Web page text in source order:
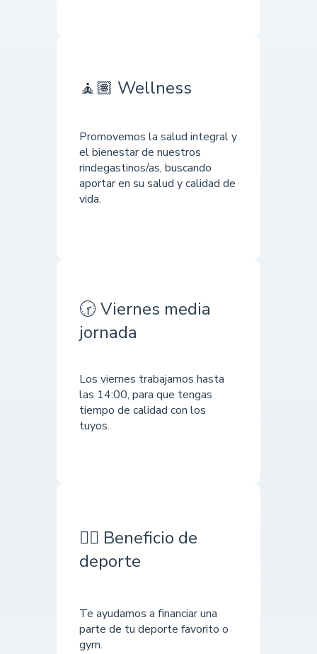
🧘🏽 Wellness
Promovemos la salud integral y
el bienestar de nuestros
rindegastinos/as, buscando
aportar en su salud y calidad de
vida.
🕝 Viernes media
jornada
Los viernes trabajamos hasta
las 14:00, para que tengas
tiempo de calidad con los
tuyos.
🏋🏼 Beneficio de
deporte
Te ayudamos a financiar una
parte de tu deporte favorito o
gym.